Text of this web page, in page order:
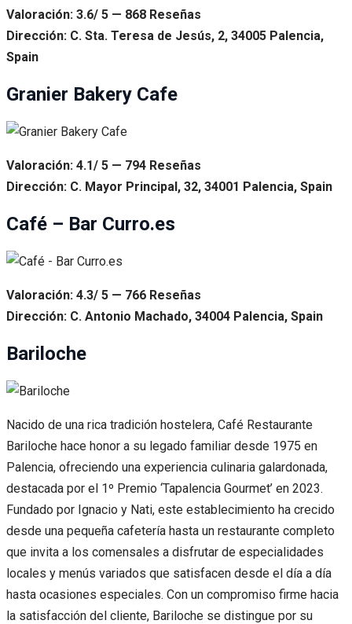
Valoración: 3.6/ 5 — 868 Reseñas
Dirección: C. Sta. Teresa de Jesús, 2, 34005 Palencia,
Spain
Granier Bakery Cafe
Valoración: 4.1/ 5 — 794 Reseñas
Dirección: C. Mayor Principal, 32, 34001 Palencia, Spain
Café – Bar Curro.es
Valoración: 4.3/ 5 — 766 Reseñas
Dirección: C. Antonio Machado, 34004 Palencia, Spain
Bariloche
Nacido de una rica tradición hostelera, Café Restaurante
Bariloche hace honor a su legado familiar desde 1975 en
Palencia, ofreciendo una experiencia culinaria galardonada,
destacada por el 1º Premio ‘Tapalencia Gourmet’ en 2023.
Fundado por Ignacio y Nati, este establecimiento ha crecido
desde una pequeña cafetería hasta un restaurante completo
que invita a los comensales a disfrutar de especialidades
locales y menús variados que satisfacen desde el día a día
hasta ocasiones especiales. Con un compromiso firme hacia
la satisfacción del cliente, Bariloche se distingue por su